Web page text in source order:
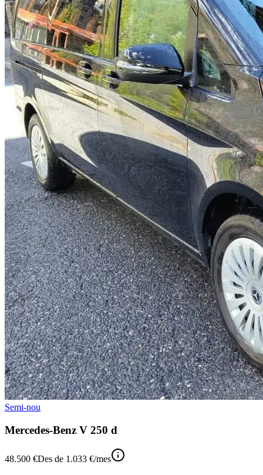
Semi-nou
Mercedes-Benz V 250 d
48.500 €Des de 1.033 €/mes